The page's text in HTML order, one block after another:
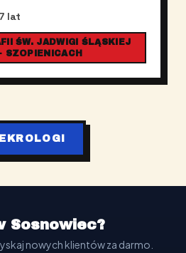
lat
ŚW. JADWIGI ŚLĄSKIEJ
SZOPIENICACH
Sosnowiec?
nowych klientów za darmo.